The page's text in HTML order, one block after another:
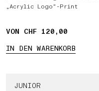
„Acrylic Logo“-Print
VON CHF 120,00
IN DEN WARENKORB
JUNIOR